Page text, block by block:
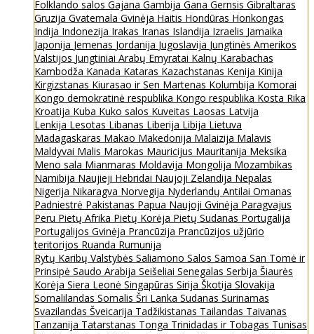
Folklando salos Gajana Gambija Gana Gernsis Gibraltaras
Gruzija Gvatemala Gvinėja Haitis Hondūras Honkongas
Indija Indonezija Irakas Iranas Islandija Izraelis Jamaika
Japonija Jemenas Jordanija Jugoslavija Jungtinės Amerikos
Valstijos Jungtiniai Arabų Emyratai Kalnų Karabachas
Kambodža Kanada Kataras Kazachstanas Kenija Kinija
Kirgizstanas Kiurasao ir Sen Martenas Kolumbija Komorai
Kongo demokratinė respublika Kongo respublika Kosta Rika
Kroatija Kuba Kuko salos Kuveitas Laosas Latvija
Lenkija Lesotas Libanas Liberija Libija Lietuva
Madagaskaras Makao Makedonija Malaizija Malavis
Maldyvai Malis Marokas Mauricijus Mauritanija Meksika
Meno sala Mianmaras Moldavija Mongolija Mozambikas
Namibija Naujieji Hebridai Naujoji Zelandija Nepalas
Nigerija Nikaragva Norvegija Nyderlandų Antilai Omanas
Padniestrė Pakistanas Papua Naujoji Gvinėja Paragvajus
Peru Pietų Afrika Pietų Korėja Pietų Sudanas Portugalija
Portugalijos Gvinėja Prancūzija Prancūzijos užjūrio
teritorijos Ruanda Rumunija
Rytų Karibų Valstybės Saliamono Salos Samoa San Tomė ir
Prinsipė Saudo Arabija Seišeliai Senegalas Serbija Šiaurės
Korėja Siera Leonė Singapūras Sirija Škotija Slovakija
Somalilandas Somalis Šri Lanka Sudanas Surinamas
Svazilandas Šveicarija Tadžikistanas Tailandas Taivanas
Tanzanija Tatarstanas Tonga Trinidadas ir Tobagas Tunisas